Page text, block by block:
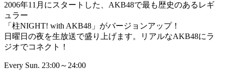
2006年11月にスタートした、AKB48で最も歴史のあるレギ
ュラー
「柱NIGHT! with AKB48」がバージョンアップ！
日曜日の夜を生放送で盛り上げます。リアルなAKB48にラ
ジオでコネクト！
Every Sun. 23:00～24:00